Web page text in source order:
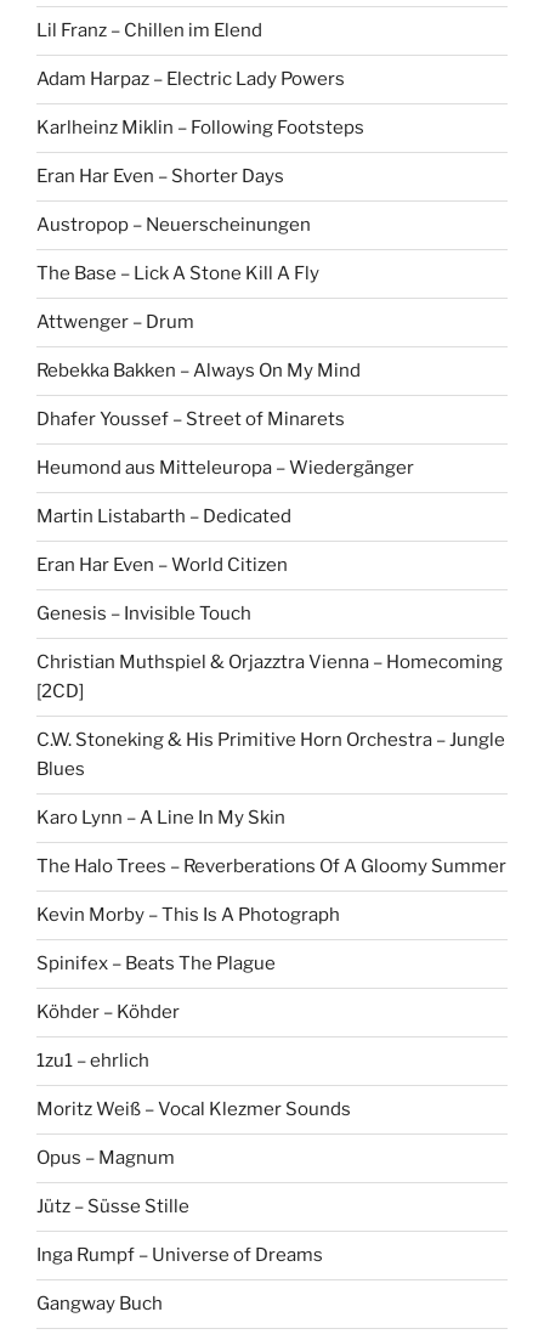
Lil Franz – Chillen im Elend
Adam Harpaz – Electric Lady Powers
Karlheinz Miklin – Following Footsteps
Eran Har Even – Shorter Days
Austropop – Neuerscheinungen
The Base – Lick A Stone Kill A Fly
Attwenger – Drum
Rebekka Bakken – Always On My Mind
Dhafer Youssef – Street of Minarets
Heumond aus Mitteleuropa – Wiedergänger
Martin Listabarth – Dedicated
Eran Har Even – World Citizen
Genesis – Invisible Touch
Christian Muthspiel & Orjazztra Vienna – Homecoming
[2CD]
C.W. Stoneking & His Primitive Horn Orchestra – Jungle
Blues
Karo Lynn – A Line In My Skin
The Halo Trees – Reverberations Of A Gloomy Summer
Kevin Morby – This Is A Photograph
Spinifex – Beats The Plague
Köhder – Köhder
1zu1 – ehrlich
Moritz Weiß – Vocal Klezmer Sounds
Opus – Magnum
Jütz – Süsse Stille
Inga Rumpf – Universe of Dreams
Gangway Buch